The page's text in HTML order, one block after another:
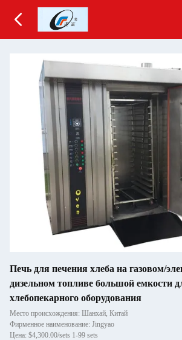
Печь для печения хлеба на газовом/
дизельном топливе большой емкости
хлебопекарного оборудования
Место происхождения: Шанхай, Китай
Фирменное наименование: Jingyao
Цена: $4,300.00/sets 1-99 sets